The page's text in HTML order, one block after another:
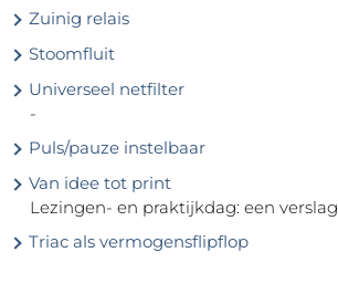
Zuinig relais
Stoomfluit
Universeel netfilter
-
Puls/pauze instelbaar
Van idee tot print
Lezingen- en praktijkdag: een verslag
Triac als vermogensflipflop